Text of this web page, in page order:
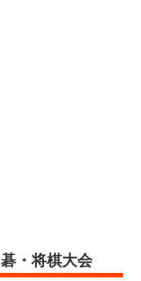
・将棋大会